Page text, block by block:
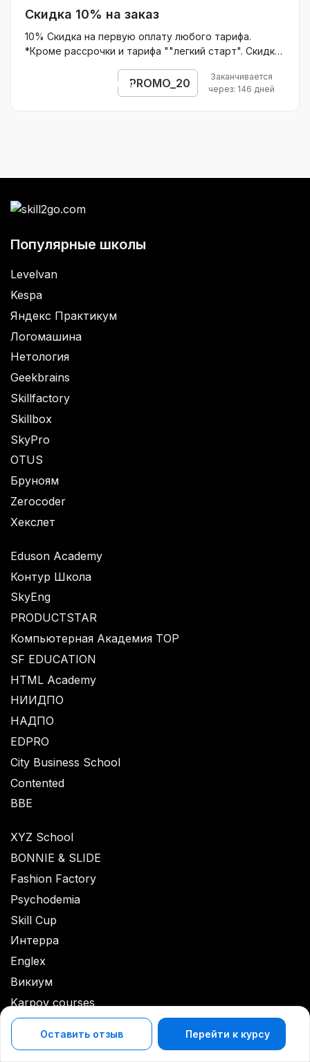
Оставить отзыв Перейти к курсу
Скидка 10% на заказ
10% Скидка на первую оплату любого тарифа.
*Кроме рассрочки и тарифа ""легкий старт". Скидка
проведения Акций школы.PROMO_20
Открыть промокод
Заканчивается
через: 146 дней
Популярные школы
Levelvan
Kespa
Яндекс Практикум
Логомашина
Нетология
Geekbrains
Skillfactory
Skillbox
SkyPro
OTUS
Бруноям
Zerocoder
Хекслет
Eduson Academy
Контур Школа
SkyEng
PRODUCTSTAR
Компьютерная Академия TOP
SF EDUCATION
HTML Academy
НИИДПО
НАДПО
EDPRO
City Business School
Contented
BBE
XYZ School
BONNIE & SLIDE
Fashion Factory
Psychodemia
Skill Cup
Интерра
Englex
Викиум
Karpov courses
Pentaschool
Sekta school